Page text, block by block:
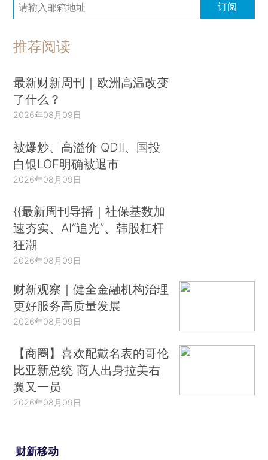
订阅
推荐阅读
最新财新周刊｜欧洲高温改变
了什么？
2026年08月09日
被爆炒、高溢价 QDII、国投
白银LOF明确被退市
2026年08月09日
{{最新周刊导播｜社保基数加
速夯实、AI“追光”、韩股杠杆
狂潮
2026年08月09日
财新观察｜健全金融机构治理
更好服务高质量发展
2026年08月09日
【商圈】喜欢配戴名表的哥伦
比亚新总统 商人出身拉美右
翼又一员
2026年08月09日
财新移动